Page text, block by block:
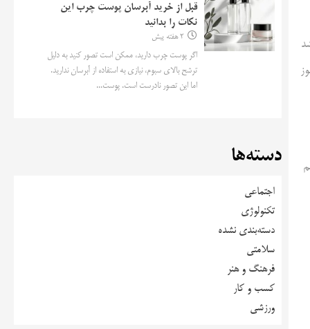
قبل از خرید آبرسان پوست چرب این
نکات را بدانید
2 هفته پیش
اگر پوست چرب دارید، ممکن است تصور کنید به دلیل
ترشح بالای سبوم، نیازی به استفاده از آبرسان ندارید.
اما این تصور نادرست است. پوست...
دسته‌ها
اجتماعی
تکنولوژی
دسته‌بندی نشده
سلامتی
فرهنگ و هنر
کسب و کار
ورزشی